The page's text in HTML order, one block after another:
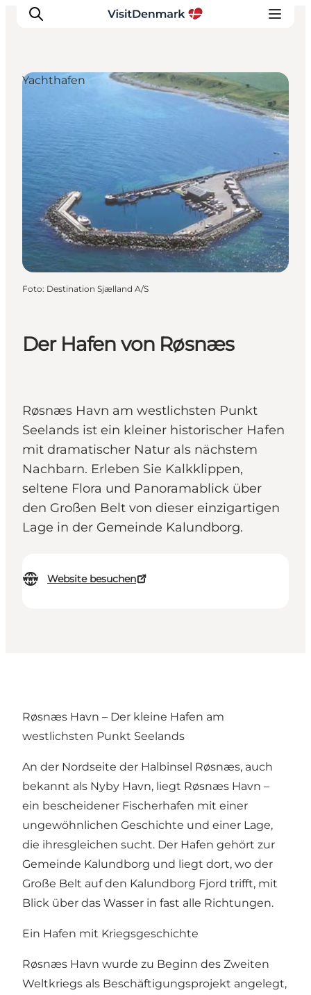
Regionen
Erlebnisse
Unterkünfte
Reiseplanung
Der Hafen von Røsnæs
Røsnæs Havn am westlichsten Punkt
Seelands ist ein kleiner historischer Hafen
mit dramatischer Natur als nächstem
Nachbarn. Erleben Sie Kalkklippen,
seltene Flora und Panoramablick über
den Großen Belt von dieser einzigartigen
Lage in der Gemeinde Kalundborg.
Website besuchen
Yachthafen
Foto: Destination Sjælland A/S
Røsnæs Havn – Der kleine Hafen am
westlichsten Punkt Seelands
An der Nordseite der Halbinsel Røsnæs, auch
bekannt als Nyby Havn, liegt Røsnæs Havn –
ein bescheidener Fischerhafen mit einer
ungewöhnlichen Geschichte und einer Lage,
die ihresgleichen sucht. Der Hafen gehört zur
Gemeinde Kalundborg und liegt dort, wo der
Große Belt auf den Kalundborg Fjord trifft, mit
Blick über das Wasser in fast alle Richtungen.
Ein Hafen mit Kriegsgeschichte
Røsnæs Havn wurde zu Beginn des Zweiten
Weltkriegs als Beschäftigungsprojekt angelegt,